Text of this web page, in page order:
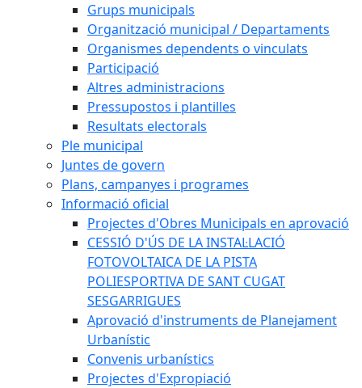
Grups municipals
Organització municipal / Departaments
Organismes dependents o vinculats
Participació
Altres administracions
Pressupostos i plantilles
Resultats electorals
Ple municipal
Juntes de govern
Plans, campanyes i programes
Informació oficial
Projectes d'Obres Municipals en aprovació
CESSIÓ D'ÚS DE LA INSTAL·LACIÓ
FOTOVOLTAICA DE LA PISTA
POLIESPORTIVA DE SANT CUGAT
SESGARRIGUES
Aprovació d'instruments de Planejament
Urbanístic
Convenis urbanístics
Projectes d'Expropiació